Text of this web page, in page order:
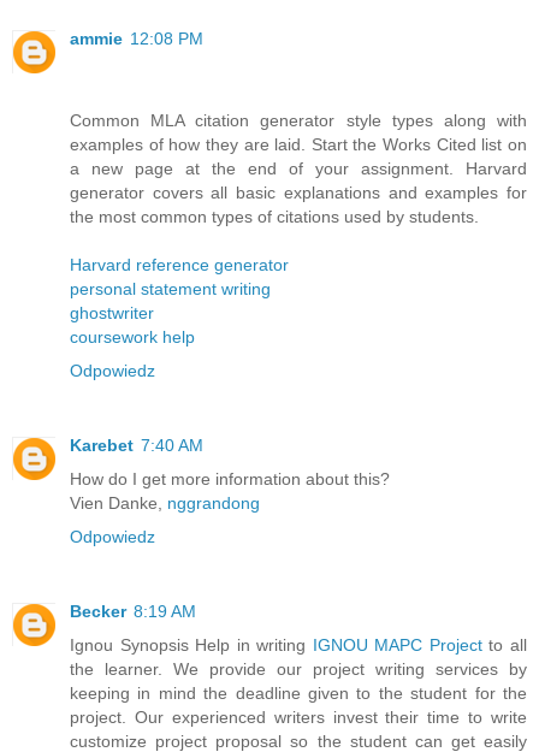
ammie 12:08 PM
Common MLA citation generator style types along with
examples of how they are laid. Start the Works Cited list on
a new page at the end of your assignment. Harvard
generator covers all basic explanations and examples for
the most common types of citations used by students.
Harvard reference generator
personal statement writing
ghostwriter
coursework help
Odpowiedz
Karebet 7:40 AM
How do I get more information about this?
Vien Danke, nggrandong
Odpowiedz
Becker 8:19 AM
Ignou Synopsis Help in writing IGNOU MAPC Projectto all
the learner. We provide our project writing services by
keeping in mind the deadline given to the student for the
project. Our experienced writers invest their time to write
customize project proposal so the student can get easily